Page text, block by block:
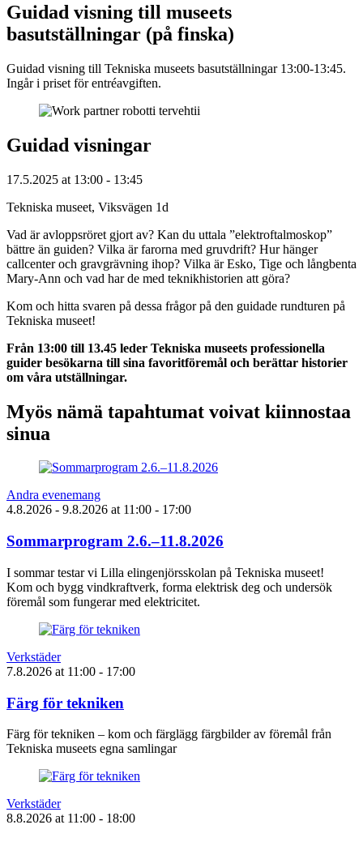
Guidad visning till museets
basutställningar (på finska)
Guidad visning till Tekniska museets basutställningar 13:00-13:45.
Ingår i priset för entréavgiften.
Guidad visningar
17.5.2025 at 13:00 - 13:45
Tekniska museet, Viksvägen 1d
Vad är avloppsröret gjort av? Kan du uttala ”elektroftalmoskop”
bättre än guiden? Vilka är farorna med gruvdrift? Hur hänger
callcenter och gravgrävning ihop? Vilka är Esko, Tige och långbenta
Mary-Ann och vad har de med teknikhistorien att göra?
Kom och hitta svaren på dessa frågor på den guidade rundturen på
Tekniska museet!
Från 13:00 till 13.45 leder Tekniska museets professionella
guider besökarna till sina favoritföremål och berättar historier
om våra utställningar.
Myös nämä tapahtumat voivat kiinnostaa
sinua
Andra evenemang
4.8.2026 - 9.8.2026 at 11:00 - 17:00
Sommarprogram 2.6.–11.8.2026
I sommar testar vi Lilla elingenjörsskolan på Tekniska museet!
Kom och bygg vindkraftverk, forma elektrisk deg och undersök
föremål som fungerar med elektricitet.
Verkstäder
7.8.2026 at 11:00 - 17:00
Färg för tekniken
Färg för tekniken – kom och färglägg färgbilder av föremål från
Tekniska museets egna samlingar
Verkstäder
8.8.2026 at 11:00 - 18:00